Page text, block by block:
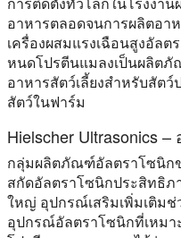
อาหารตลอดจนการผลิตอา
เครื่องผสมแรงเฉือนสูงอัลต
หนดโปรตีนแมลงเป็นผลิตภั
อาหารสัตว์เลี้ยงสําหรับสัต
สัตว์ในฟาร์ม
Hielscher Ultrasonics
กลุ่มผลิตภัณฑ์อัลตราโซนิก
สกัดอัลตราโซนิกประสิทธิภ
ใหญ่ อุปกรณ์เสริมเพิ่มเติม
อุปกรณ์อัลตราโซนิกที่เหม